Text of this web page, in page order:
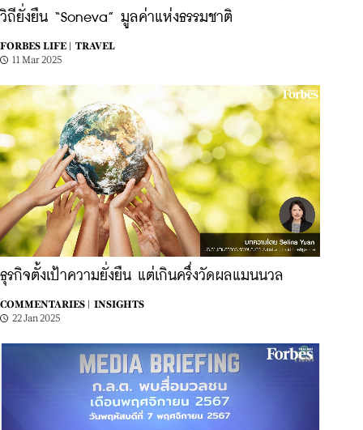
วิถียั่งยืน “Soneva” มูลค่าแห่งธรรมชาติ
FORBES LIFE |
TRAVEL
11 Mar 2025
ธุรกิจตั้งเป้าความยั่งยืน แต่เกินครึ่งวัดผลแมนนวล
COMMENTARIES |
INSIGHTS
22 Jan 2025